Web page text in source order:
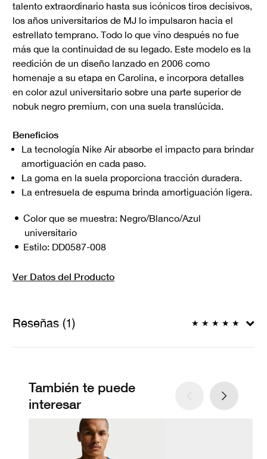
talento extraordinario hasta sus icónicos tiros decisivos,
los años universitarios de MJ lo impulsaron hacia el
estrellato temprano. Todo lo que vino después no fue
más que la continuidad de su legado. Este modelo es la
reedición de un diseño lanzado en 2006 como
homenaje a su etapa en Carolina, e incorpora detalles
en color azul universitario sobre una parte superior de
nobuk negro premium, con una suela translúcida.
Beneficios
La tecnología Nike Air absorbe el impacto para brindar
amortiguación en cada paso.
La goma en la suela proporciona tracción duradera.
La entresuela de espuma brinda amortiguación ligera.
Color que se muestra: Negro/Blanco/Azul
universitario
Estilo: DD0587-008
Ver Datos del Producto
Reseñas (1) ★ ★ ★ ★ ★
También te puede
interesar